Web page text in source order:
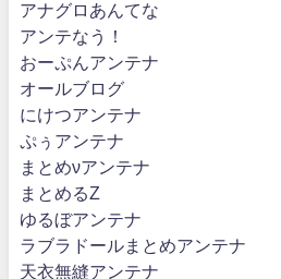
アナグロあんてな
アンテなう！
おーぷんアンテナ
オールブログ
にけつアンテナ
ぷぅアンテナ
まとめνアンテナ
まとめるZ
ゆるぼアンテナ
ラブラドールまとめアンテナ
天衣無縫アンテナ